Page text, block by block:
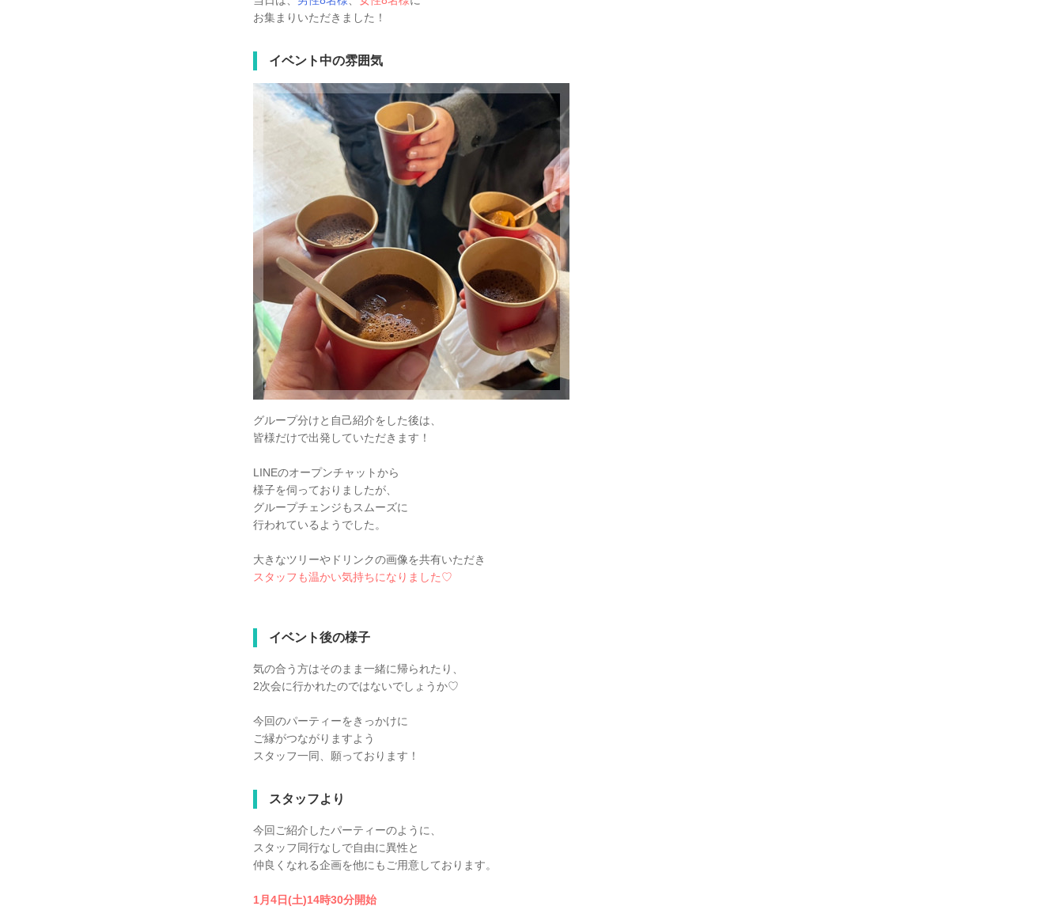
お集まりいただきました！
イベント中の雰囲気
グループ分けと自己紹介をした後は、
皆様だけで出発していただきます！
LINEのオープンチャットから
様子を伺っておりましたが、
グループチェンジもスムーズに
行われているようでした。
大きなツリーやドリンクの画像を共有いただき
スタッフも温かい気持ちになりました♡
イベント後の様子
気の合う方はそのまま一緒に帰られたり、
2次会に行かれたのではないでしょうか♡
今回のパーティーをきっかけに
ご縁がつながりますよう
スタッフ一同、願っております！
スタッフより
今回ご紹介したパーティーのように、
スタッフ同行なしで自由に異性と
仲良くなれる企画を他にもご用意しております。
1月4日(土)14時30分開始